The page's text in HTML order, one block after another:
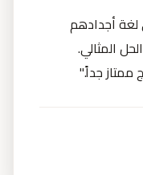
لغة أجدادهم
المثالي.
جداً."